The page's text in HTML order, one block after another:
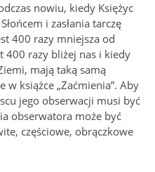
nowiu, kiedy Księżyc
i zasłania tarczę
400 razy mniejsza od
400 razy bliżej nas i kiedy
mają taką samą
w książce „Zaćmienia”. Aby
jego obserwacji musi być
obserwatora może być
częściowe, obrączkowe